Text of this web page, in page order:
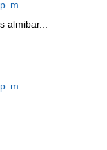
m.
almibar...
m.